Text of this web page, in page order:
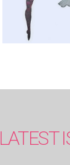
LATEST